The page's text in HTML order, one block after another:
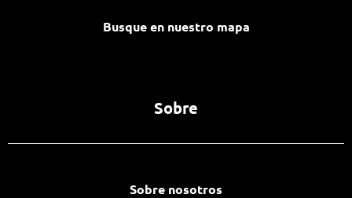
Busque en nuestro mapa
Sobre
Sobre nosotros